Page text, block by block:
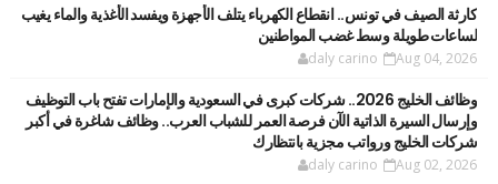
كارثة الصيف في تونس.. انقطاع الكهرباء يتلف الأجهزة ويفسد الأغذية والماء يغيب
لساعات طويلة وسط غضب المواطنين
daly carino Aug 04, 2026
وظائف الخليج 2026.. شركات كبرى في السعودية والإمارات تفتح باب التوظيف
وإرسال السيرة الذاتية الآن فرصة العمر للشباب العرب.. وظائف شاغرة في أكبر
شركات الخليج ورواتب مجزية بانتظارك
daly carino Aug 02, 2026